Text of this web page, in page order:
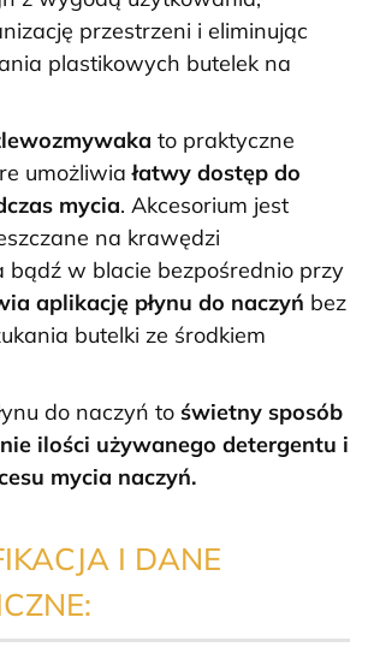
przestrzeni i eliminując
plastikowych butelek na
to praktyczne
umożliwiałatwy dostęp do
mycia. Akcesorium jest
na krawędzi
bądź w blacie bezpośrednio przy
aplikację płynu do naczyń bez
butelki ze środkiem
do naczyń to świetny sposób
ilości używanego detergentu i
mycia naczyń.
I DANE